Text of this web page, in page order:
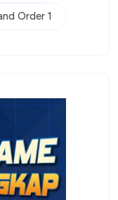
Order 1